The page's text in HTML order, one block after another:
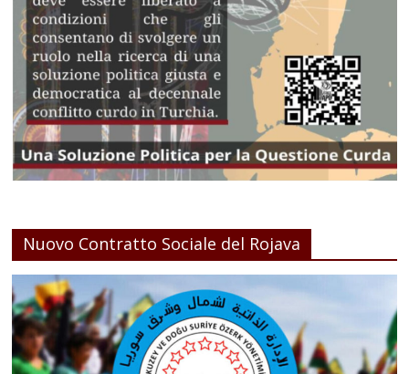
Nuovo Contratto Sociale del Rojava